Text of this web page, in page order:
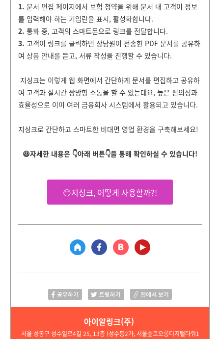
1. 문서 편집 페이지에서 보험 청약을 위해 문서 내 고객이 정보
를 입력해야 하는 기입란을 표시, 활성화합니다.
2. 통화 중, 고객의 스마트폰으로 링크를 전달합니다.
3. 고객이 링크를 클릭하면 상담원이 전송한 PDF 문서를 공유하
여 상품 안내를 듣고, 서류 작성을 진행할 수 있습니다.
지싱크는 이렇게 웹 화면에서 간단하게 문서를 편집하고 공유하
여 고객과 실시간 쌍방향 소통을 할 수 있는데요, 높은 편의성과
효율성으로 이미 여러 금융회사 시스템에서 활용되고 있습니다.
지싱크로 간단하고 스마트한 비대면 영업 환경을 구축해보세요!
😆자세한 내용은 👇아래 버튼👇을 통해 확인하실 수 있습니다!
😶지싱크, 어떻게 사용할까?!
아이알링크(주)
서울 성동구 성수일로4길 25, 13층 (성수동2가, 서울숲코오롱디지털타워1